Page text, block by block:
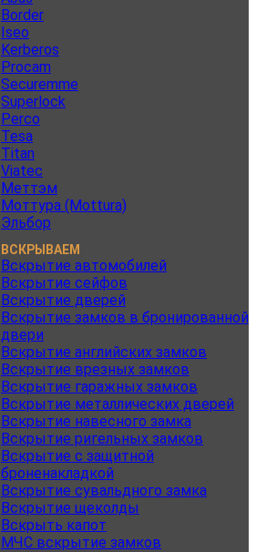
Border
Iseo
Kerberos
Procam
Securemme
Superlock
Perco
Tesa
Titan
Viatec
Меттэм
Моттура (Mottura)
Эльбор
ВСКРЫВАЕМ
Вскрытие автомобилей
Вскрытие сейфов
Вскрытие дверей
Вскрытие замков в бронированной
двери
Вскрытие английских замков
Вскрытие врезных замков
Вскрытие гаражных замков
Вскрытие металлических дверей
Вскрытие навесного замка
Вскрытие ригельных замков
Вскрытие с защитной
броненакладкой
Вскрытие сувальдного замка
Вскрытие щеколды
Вскрыть капот
МЧС вскрытие замков